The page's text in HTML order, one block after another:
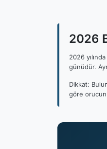
2026
2026
günüdür.
Dikkat:
göre